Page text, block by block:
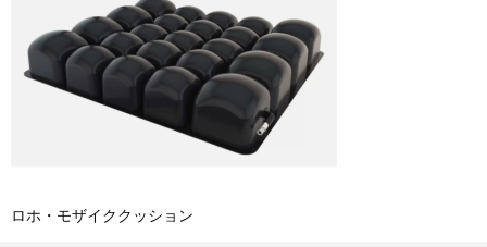
ロホ・モザイククッション